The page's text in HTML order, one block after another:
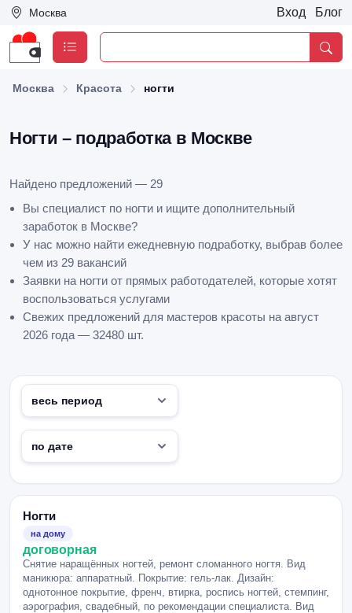
Москва Вход Блог
Москва Красота ногти
Ногти – подработка в Москве
Найдено предложений — 29
Вы специалист по ногти и ищите дополнительный
заработок в Москве?
У нас можно найти ежедневную подработку, выбрав более
чем из 29 вакансий
Заявки на ногти от прямых работодателей, которые хотят
воспользоваться услугами
Свежих предложений для мастеров красоты на август
2026 года — 32480 шт.
Ногти
на дому
договорная
Снятие наращённых ногтей, ремонт сломанного ногтя. Вид
маникюра: аппаратный. Покрытие: гель-лак. Дизайн:
однотонное покрытие, френч, втирка, роспись ногтей, стемпинг,
аэрография, свадебный, по рекомендации специалиста. Вид